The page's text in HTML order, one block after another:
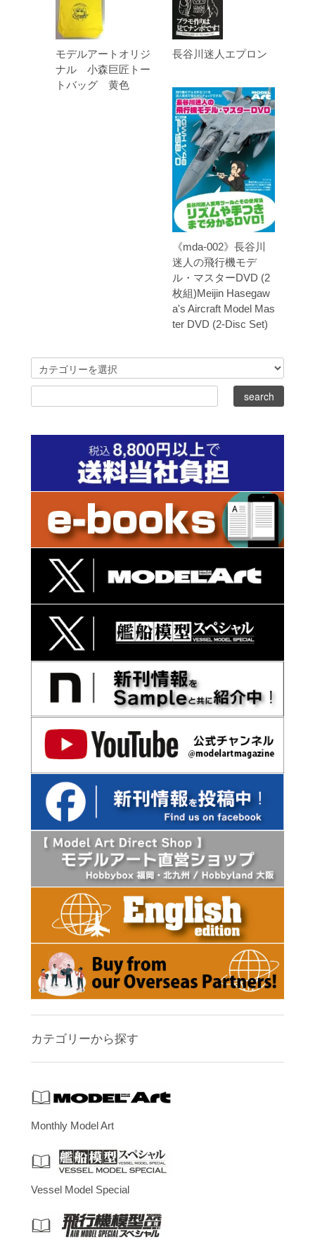
モデルアートオリジ
ナル 小森巨匠トー
トバッグ 黄色
長谷川迷人エプロン
《mda-002》長谷川
迷人の飛行機モデ
ル・マスターDVD (2
枚組)Meijin Hasegaw
a's Aircraft Model Mas
ter DVD (2-Disc Set)
カテゴリーから探す
Monthly Model Art
Vessel Model Special